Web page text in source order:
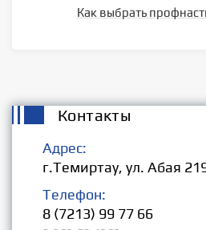
Как выбрать
Контакты
Адрес:
г.Темиртау, ул. Абая
Телефон:
8 (7213) 99 77 66